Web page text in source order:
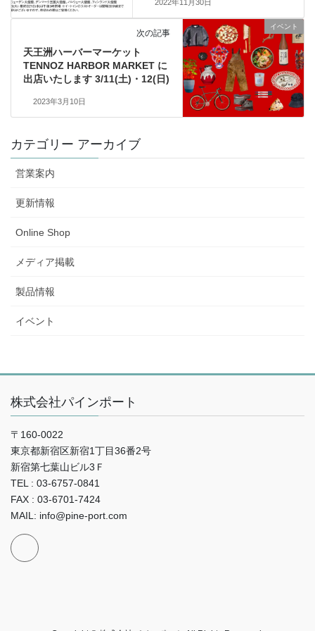
2022年11月30日
イベント
次の記事
天王洲ハーバーマーケット
TENNOZ HARBOR MARKET に
出店いたします 3/11(土)・12(日)
2023年3月10日
カテゴリー アーカイブ
営業案内
更新情報
Online Shop
メディア掲載
製品情報
イベント
株式会社パインポート
〒160-0022
東京都新宿区新宿1丁目36番2号
新宿第七葉山ビル3Ｆ
TEL : 03-6757-0841
FAX : 03-6701-7424
MAIL: info@pine-port.com